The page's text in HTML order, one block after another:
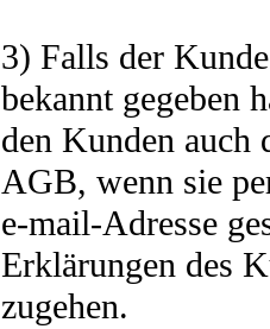
3) Falls der
bekannt gegeben
den Kunden auch
AGB, wenn sie
e-mail-Adresse
Erklärungen des
zugehen.